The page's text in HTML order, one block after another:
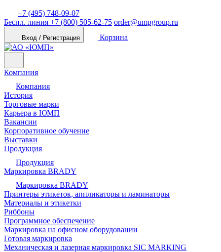
+7 (495) 748-09-07
Беспл. линия +7 (800) 505-62-75 order@umpgroup.ru
Вход / Регистрация Корзина
Компания
Компания
История
Торговые марки
Карьера в ЮМП
Вакансии
Корпоративное обучение
Выставки
Продукция
Продукция
Маркировка BRADY
Маркировка BRADY
Принтеры этикеток, аппликаторы и ламинаторы
Материалы и этикетки
Риббоны
Программное обеспечение
Маркировка на офисном оборудовании
Готовая маркировка
Механическая и лазерная маркировка SIC MARKING